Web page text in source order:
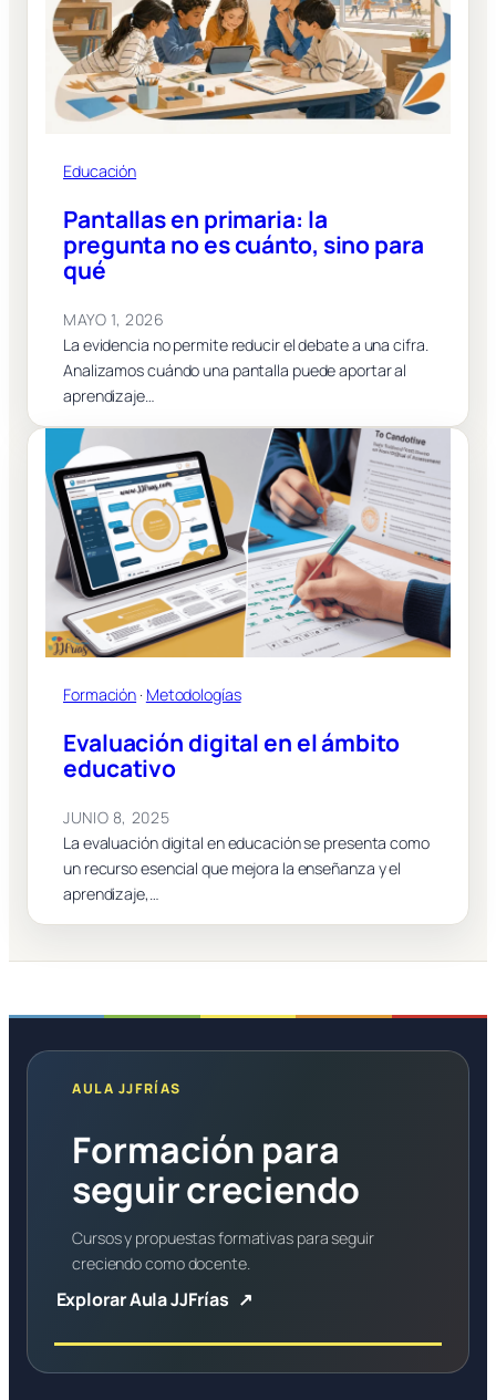
Educación
Pantallas en primaria: la
pregunta no es cuánto, sino para
qué
MAYO 1, 2026
La evidencia no permite reducir el debate a una cifra.
Analizamos cuándo una pantalla puede aportar al
aprendizaje…
Formación · Metodologías
Evaluación digital en el ámbito
educativo
JUNIO 8, 2025
La evaluación digital en educación se presenta como
un recurso esencial que mejora la enseñanza y el
aprendizaje,…
AULA JJFRÍAS
Formación para
seguir creciendo
Cursos y propuestas formativas para seguir
creciendo como docente.
Explorar Aula JJFrías